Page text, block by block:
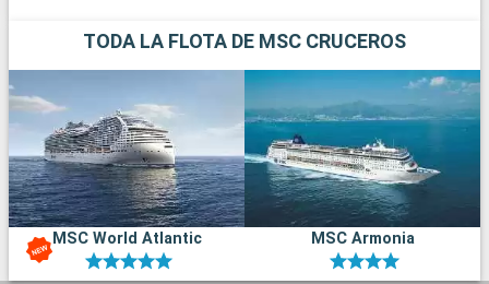
TODA LA FLOTA DE MSC CRUCEROS
MSC World Atlantic MSC Armonia